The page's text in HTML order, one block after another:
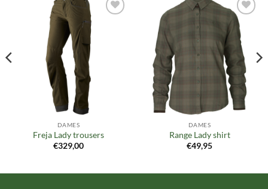
Toevoegen
verlanglijst
DAMES
Freja Lady trousers
€329,00
Toevoegen
aan
verlanglijst
DAMES
Range Lady shirt
€49,95